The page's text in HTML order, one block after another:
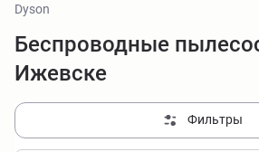
Dyson
Беспроводные
Ижевске
Фильтры